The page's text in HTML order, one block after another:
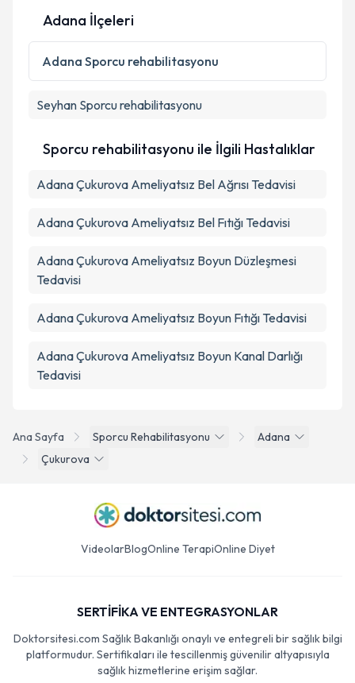
Ana Sayfa Sporcu Rehabilitasyonu
Adana
Çukurova
Adana İlçeleri
Adana Sporcu rehabilitasyonu
Seyhan Sporcu rehabilitasyonu
Sporcu rehabilitasyonu ile İlgili Hastalıklar
Adana Çukurova Ameliyatsız Bel Ağrısı Tedavisi
Adana Çukurova Ameliyatsız Bel Fıtığı Tedavisi
Adana Çukurova Ameliyatsız Boyun Düzleşmesi
Tedavisi
Adana Çukurova Ameliyatsız Boyun Fıtığı Tedavisi
Adana Çukurova Ameliyatsız Boyun Kanal Darlığı
Tedavisi
VideolarBlogOnline TerapiOnline Diyet
SERTİFİKA VE ENTEGRASYONLAR
Doktorsitesi.com Sağlık Bakanlığı onaylı ve entegreli bir sağlık bilgi
platformudur. Sertifikaları ile tescillenmiş güvenilir altyapısıyla
sağlık hizmetlerine erişim sağlar.